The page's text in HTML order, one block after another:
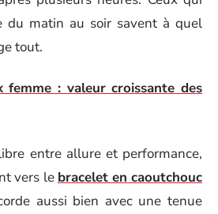
du matin au soir savent à quel
tout.
femme : valeur croissante des
entre allure et performance,
vers le bracelet en caoutchouc
aussi bien avec une tenue